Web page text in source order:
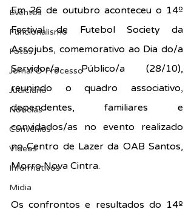
Eventos
Funcionalismo
Fotos
Jornal O Processo
Judiciário
Notícias
Convênios
Vídeos
Informativos
Midia
Em 26 de outubro aconteceu o 14º
Festival de Futebol Society da
Assojubs, comemorativo ao Dia do/a
Servidor/a Público/a (28/10),
reunindo o quadro associativo,
dependentes, familiares e
convidados/as no evento realizado
no Centro de Lazer da OAB Santos,
Morro Nova Cintra.
Os confrontos e resultados do 14º